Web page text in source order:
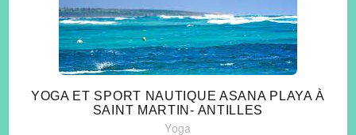
YOGA ET SPORT NAUTIQUE ASANA PLAYA À
SAINT MARTIN- ANTILLES
Yoga